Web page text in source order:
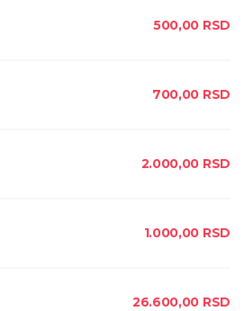
500,00 RSD
700,00 RSD
2.000,00 RSD
1.000,00 RSD
26.600,00 RSD